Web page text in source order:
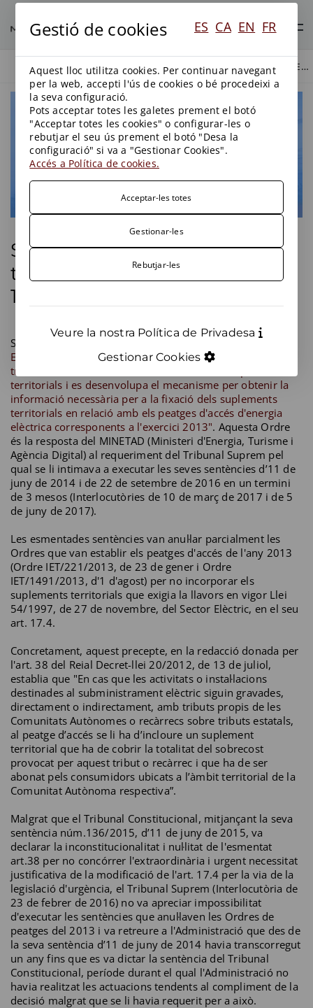
BLOG BLOG SOBRE ELS SUPLEMENTS TERRITORIALS DE 2013 (ACTUALITZAT 15/04/2019)
Sobre els suplements
territorials de 2013 (Actualitzat
15/04/2019)
S'ha publicat al
BOE de 30 de gener de 2018 “l'Ordre
ETU/66/2018, de 26 de gener, per la qual es fixen els
tributs i recàrrecs considerats a l'efecte dels suplements
territorials i es desenvolupa el mecanisme per obtenir la
informació necessària per a la fixació dels suplements
territorials en relació amb els peatges d'accés d'energia
elèctrica corresponents a l'exercici 2013". Aquesta Ordre
és la resposta del MINETAD (Ministeri d'Energia, Turisme i
Agència Digital) al requeriment del Tribunal Suprem pel
qual se li intimava a executar les seves sentències d’11 de
juny de 2014 i de 22 de setembre de 2016 en un termini
de 3 mesos (Interlocutòries de 10 de març de 2017 i de 5
de juny de 2017).
Les esmentades sentències van anul·lar parcialment les
Ordres que van establir els peatges d'accés de l'any 2013
(Ordre IET/221/2013, de 23 de gener i Ordre
IET/1491/2013, d'1 d'agost) per no incorporar els
suplements territorials que exigia la llavors en vigor Llei
54/1997, de 27 de novembre, del Sector Elèctric, en el seu
art. 17.4.
Concretament, aquest precepte, en la redacció donada per
l'art. 38 del Reial Decret-llei 20/2012, de 13 de juliol,
establia que "En cas que les activitats o instal·lacions
destinades al subministrament elèctric siguin gravades,
directament o indirectament, amb tributs propis de les
Comunitats Autònomes o recàrrecs sobre tributs estatals,
al peatge d’accés se li ha d’incloure un suplement
territorial que ha de cobrir la totalitat del sobrecost
provocat per aquest tribut o recàrrec i que ha de ser
abonat pels consumidors ubicats a l’àmbit territorial de la
Comunitat Autònoma respectiva”.
Malgrat que el Tribunal Constitucional, mitjançant la seva
sentència núm.136/2015, d’11 de juny de 2015, va
declarar la inconstitucionalitat i nul·litat de l'esmentat
art.38 per no concórrer l'extraordinària i urgent necessitat
justificativa de la modificació de l'art. 17.4 per la via de la
legislació d'urgència, el Tribunal Suprem (Interlocutòria de
23 de febrer de 2016) no va apreciar impossibilitat
d'executar les sentències que anul·laven les Ordres de
peatges del 2013 i va retreure a l'Administració que des de
la seva sentència d’11 de juny de 2014 havia transcorregut
un any fins que es va dictar la sentència del Tribunal
Constitucional, període durant el qual l'Administració no
havia realitzat les actuacions tendents al compliment de la
decisió malgrat que se li havia requerit per a això.
Gestió de cookies ES CA EN FR
Aquest lloc utilitza cookies. Per continuar navegant
per la web, accepti l'ús de cookies o bé procedeixi a
la seva configuració.
Pots acceptar totes les galetes prement el botó
"Acceptar totes les cookies" o configurar-les o
rebutjar el seu ús prement el botó "Desa la
configuració" si va a "Gestionar Cookies".
Accés a Política de cookies.
Acceptar-les totes
Gestionar-les
Rebutjar-les
Veure la nostra Política de Privadesa
Gestionar Cookies